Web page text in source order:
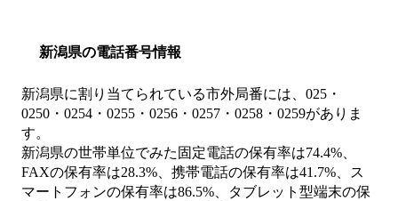
新潟県の電話番号情報
新潟県に割り当てられている市外局番には、025・
0250・0254・0255・0256・0257・0258・0259がありま
す。
新潟県の世帯単位でみた固定電話の保有率は74.4%、
FAXの保有率は28.3%、携帯電話の保有率は41.7%、ス
マートフォンの保有率は86.5%、タブレット型端末の保